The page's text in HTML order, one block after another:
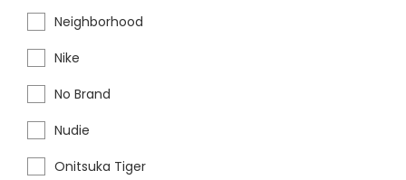
Neighborhood
Nike
No Brand
Nudie
Onitsuka Tiger